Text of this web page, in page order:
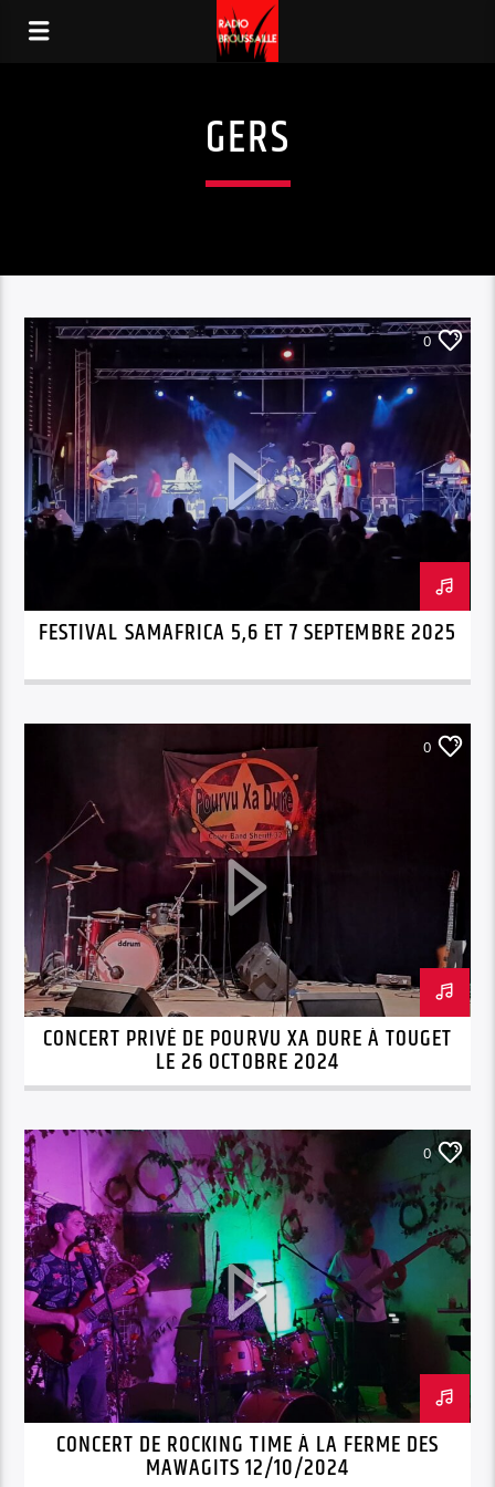
GERS
0
FESTIVAL SAMAFRICA 5,6 ET 7 SEPTEMBRE 2025
0
CONCERT PRIVÉ DE POURVU XA DURE À TOUGET
LE 26 OCTOBRE 2024
0
CONCERT DE ROCKING TIME À LA FERME DES
MAWAGITS 12/10/2024